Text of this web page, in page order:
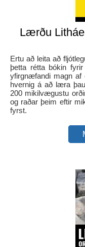
Lærðu
Ertu að leita að
þetta rétta bókin
yfirgnæfandi magn af
hvernig á að læra
200 mikilvægustu
og raðar þeim eftir
fyrst.